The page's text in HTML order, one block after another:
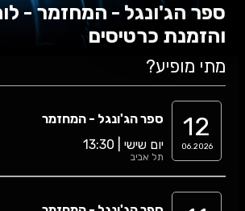
ספר הג'ונגל - המחזמר -
והזמנת כרטיסים
מתי מופיע?
12
06.2026
ספר הג'ונגל - המחזמר
יום שישי | 13:30
תל אביב